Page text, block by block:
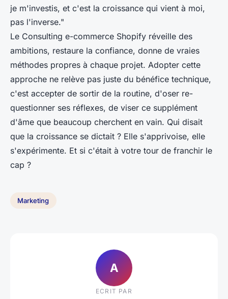
je m'investis, et c'est la croissance qui vient à moi,
pas l'inverse."
Le Consulting e-commerce Shopify réveille des
ambitions, restaure la confiance, donne de vraies
méthodes propres à chaque projet. Adopter cette
approche ne relève pas juste du bénéfice technique,
c'est accepter de sortir de la routine, d'oser re-
questionner ses réflexes, de viser ce supplément
d'âme que beaucoup cherchent en vain. Qui disait
que la croissance se dictait ? Elle s'apprivoise, elle
s'expérimente. Et si c'était à votre tour de franchir le
cap ?
Marketing
A
ECRIT PAR